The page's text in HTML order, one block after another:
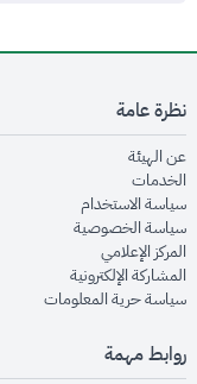
نظرة عامة
عن الهيئةin new window
الخدماتin new window
سياسة الاستخدام
سياسة الخصوصيةwindow
المركز الإعلاميnew window
المشاركة الإلكترونيةwindow
سياسة حرية المعلومات
روابط مهمة